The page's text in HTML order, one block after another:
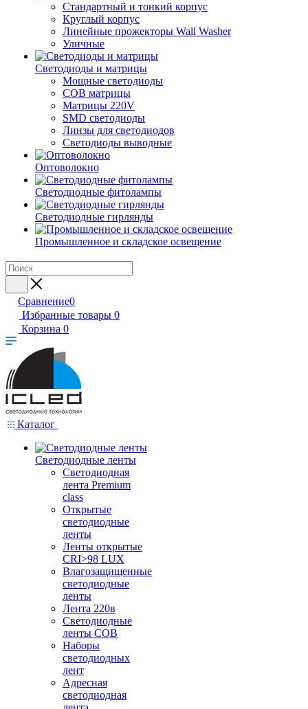
Стандартный и тонкий корпус
Круглый корпус
Линейные прожекторы Wall Washer
Уличные
Светодиоды и матрицы
Мощные светодиоды
COB матрицы
Матрицы 220V
SMD светодиоды
Линзы для светодиодов
Светодиоды выводные
Оптоволокно
Светодиодные фитолампы
Светодиодные гирлянды
Промышленное и складское освещение
Сравнение0
Избранные товары 0
Корзина 0
Каталог
Светодиодные ленты
Светодиодная
лента Premium
class
Открытые
светодиодные
ленты
Ленты открытые
CRI>98 LUX
Влагозащищенные
светодиодные
ленты
Лента 220в
Светодиодные
ленты COB
Наборы
светодиодных
лент
Адресная
светодиодная